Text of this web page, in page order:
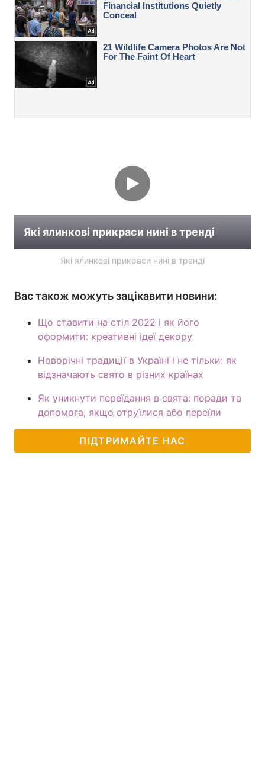
Які ялинкові прикраси нині в тренді
Які ялинкові прикраси нині в тренді
Вас також можуть зацікавити новини:
Що ставити на стіл 2022 і як його
оформити: креативні ідеї декору
Новорічні традиції в Україні і не тільки: як
відзначають свято в різних країнах
Як уникнути переїдання в свята: поради та
допомога, якщо отруїлися або переїли
ПІДТРИМАЙТЕ НАС